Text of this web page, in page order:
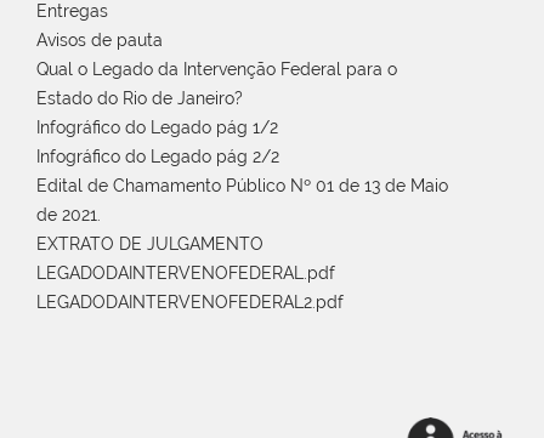
Entregas
Avisos de pauta
Qual o Legado da Intervenção Federal para o
Estado do Rio de Janeiro?
Infográfico do Legado pág 1/2
Infográfico do Legado pág 2/2
Edital de Chamamento Público Nº 01 de 13 de Maio
de 2021.
EXTRATO DE JULGAMENTO
LEGADODAINTERVENOFEDERAL.pdf
LEGADODAINTERVENOFEDERAL2.pdf